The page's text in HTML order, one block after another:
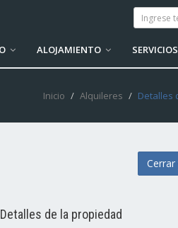
ALOJAMIENTO SERVICIOS
Inicio Alquileres Detalles
Detalles de la propiedad